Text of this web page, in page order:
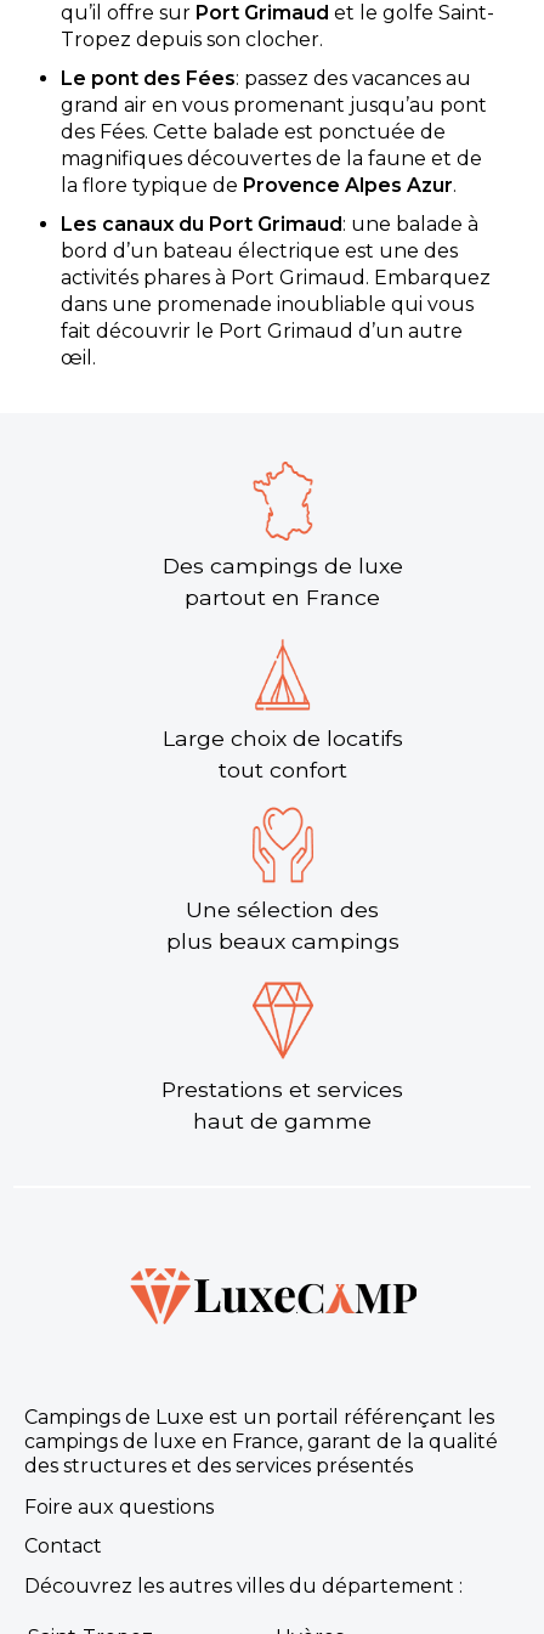
qu’il offre sur Port Grimaudet le golfe Saint-
Tropez depuis son clocher.
Le pont des Fées: passez des vacances au
grand air en vous promenant jusqu’au pont
des Fées. Cette balade est ponctuée de
magnifiques découvertes de la faune et de
la flore typique de Provence Alpes Azur.
Les canaux du Port Grimaud : une balade à
bord d’un bateau électrique est une des
activités phares à Port Grimaud. Embarquez
dans une promenade inoubliable qui vous
fait découvrir le Port Grimaud d’un autre
œil.
Des campings de luxe
partout en France
Large choix de locatifs
tout confort
Une sélection des
plus beaux campings
Prestations et services
haut de gamme
Campings de Luxe est un portail référençant les
campings de luxe en France, garant de la qualité
des structures et des services présentés
Foire aux questions
Contact
Découvrez les autres villes du département :